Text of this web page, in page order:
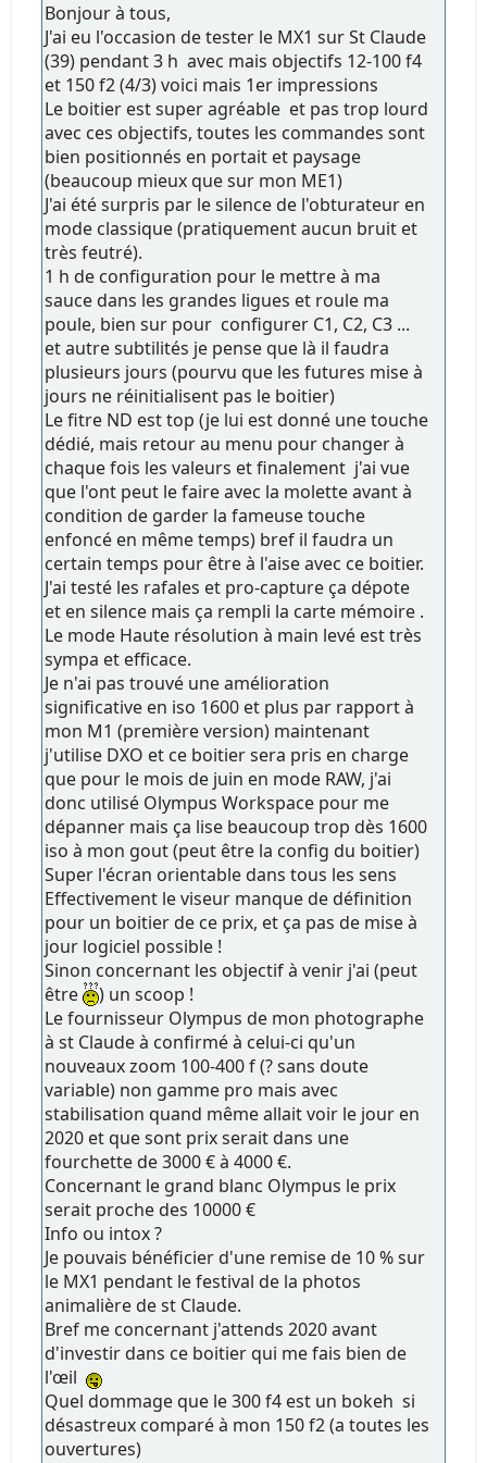
Bonjour à tous,
J'ai eu l'occasion de tester le MX1 sur St Claude
(39) pendant 3 h avec mais objectifs 12-100 f4
et 150 f2 (4/3) voici mais 1er impressions
Le boitier est super agréable et pas trop lourd
avec ces objectifs, toutes les commandes sont
bien positionnés en portait et paysage
(beaucoup mieux que sur mon ME1)
J'ai été surpris par le silence de l'obturateur en
mode classique (pratiquement aucun bruit et
très feutré).
1 h de configuration pour le mettre à ma
sauce dans les grandes ligues et roule ma
poule, bien sur pour configurer C1, C2, C3 ...
et autre subtilités je pense que là il faudra
plusieurs jours (pourvu que les futures mise à
jours ne réinitialisent pas le boitier)
Le fitre ND est top (je lui est donné une touche
dédié, mais retour au menu pour changer à
chaque fois les valeurs et finalement j'ai vue
que l'ont peut le faire avec la molette avant à
condition de garder la fameuse touche
enfoncé en même temps) bref il faudra un
certain temps pour être à l'aise avec ce boitier.
J'ai testé les rafales et pro-capture ça dépote
et en silence mais ça rempli la carte mémoire .
Le mode Haute résolution à main levé est très
sympa et efficace.
Je n'ai pas trouvé une amélioration
significative en iso 1600 et plus par rapport à
mon M1 (première version) maintenant
j'utilise DXO et ce boitier sera pris en charge
que pour le mois de juin en mode RAW, j'ai
donc utilisé Olympus Workspace pour me
dépanner mais ça lise beaucoup trop dès 1600
iso à mon gout (peut être la config du boitier)
Super l'écran orientable dans tous les sens
Effectivement le viseur manque de définition
pour un boitier de ce prix, et ça pas de mise à
jour logiciel possible !
Sinon concernant les objectif à venir j'ai (peut
être
) un scoop !
Le fournisseur Olympus de mon photographe
à st Claude à confirmé à celui-ci qu'un
nouveaux zoom 100-400 f (? sans doute
variable) non gamme pro mais avec
stabilisation quand même allait voir le jour en
2020 et que sont prix serait dans une
fourchette de 3000 € à 4000 €.
Concernant le grand blanc Olympus le prix
serait proche des 10000 €
Info ou intox ?
Je pouvais bénéficier d'une remise de 10 % sur
le MX1 pendant le festival de la photos
animalière de st Claude.
Bref me concernant j'attends 2020 avant
d'investir dans ce boitier qui me fais bien de
l'œil
Quel dommage que le 300 f4 est un bokeh si
désastreux comparé à mon 150 f2 (a toutes les
ouvertures)